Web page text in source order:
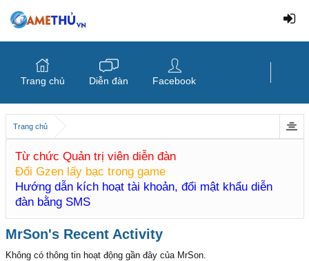
Trang chủ
Từ chức Quản trị viên diễn đàn
Đổi Gzen lấy bạc trong game
Hướng dẫn kích hoạt tài khoản, đổi mật khẩu diễn
đàn bằng SMS
MrSon's Recent Activity
Không có thông tin hoạt động gần đây của MrSon.
Trang chủ Diễn đàn Facebook